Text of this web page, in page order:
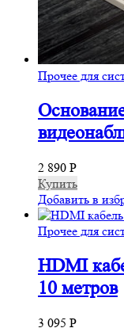
Прочее для
2 890 Р
Купить
Добавить в
Прочее для
HDMI
10 метров
3 095 Р